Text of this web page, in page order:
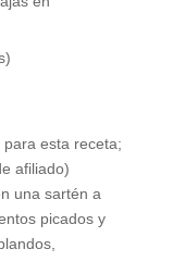
esta receta;
afiliado)
una sartén a
picados y